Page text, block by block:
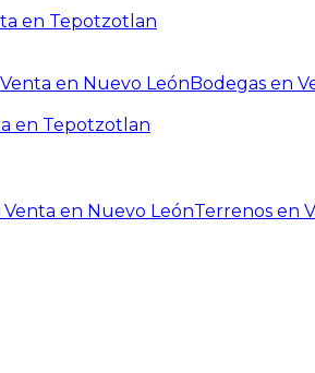
en Tepotzotlan
en Nuevo LeónBodegas en
en Tepotzotlan
en Nuevo LeónTerrenos en